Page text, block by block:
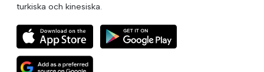
turkiska och kinesiska.